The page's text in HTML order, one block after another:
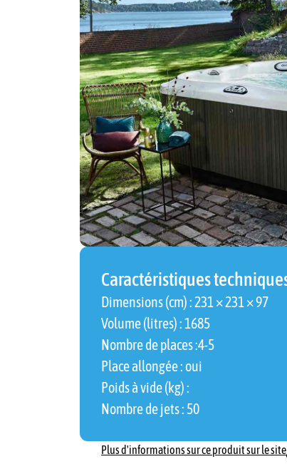
Caractéristiques
Dimensions (cm) : 231 × 231 × 97
Volume (litres) : 1685
Nombre de places :4-5
Place allongée : oui
Poids à vide (kg) :
Nombre de jets : 50
Plus d'informations sur ce produit sur le site